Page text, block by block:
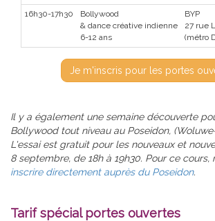
16h30-17h30
Bollywood
& dance créative indienne
6-12 ans
BYP
27 rue
(métro
Je m'inscris pour les portes
Il y a également une semaine découverte
Bollywood tout niveau au Poseidon,
L'essai est gratuit pour les nouveaux et
8 septembre, de 18h à 19h30. Pour ce cours,
inscrire directement auprès du Poseidon.
Tarif spécial portes ouvertes